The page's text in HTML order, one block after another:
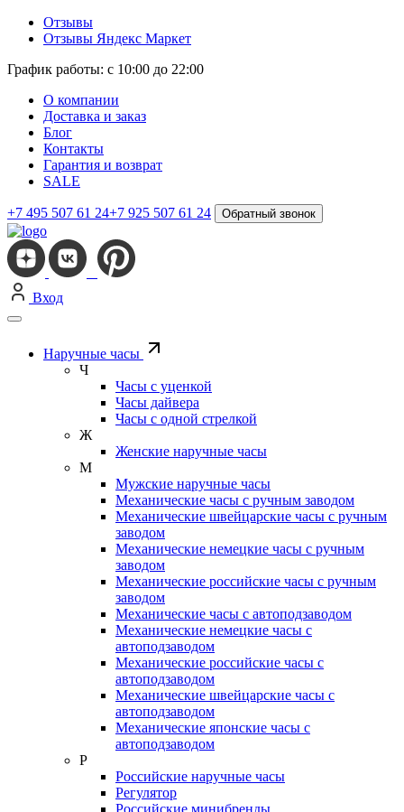
Отзывы
Отзывы Яндекс Маркет
График работы: с 10:00 до 22:00
О компании
Доставка и заказ
Блог
Контакты
Гарантия и возврат
SALE
+7 495 507 61 24+7 925 507 61 24 Обратный звонок
Вход
Наручные часы
Ч
Часы с уценкой
Часы дайвера
Часы с одной стрелкой
Ж
Женские наручные часы
М
Мужские наручные часы
Механические часы с ручным заводом
Механические швейцарские часы с ручным
заводом
Механические немецкие часы с ручным
заводом
Механические российские часы с ручным
заводом
Механические часы с автоподзаводом
Механические немецкие часы с
автоподзаводом
Механические российские часы с
автоподзаводом
Механические швейцарские часы с
автоподзаводом
Механические японские часы с
автоподзаводом
Р
Российские наручные часы
Регулятор
Российские минибренды